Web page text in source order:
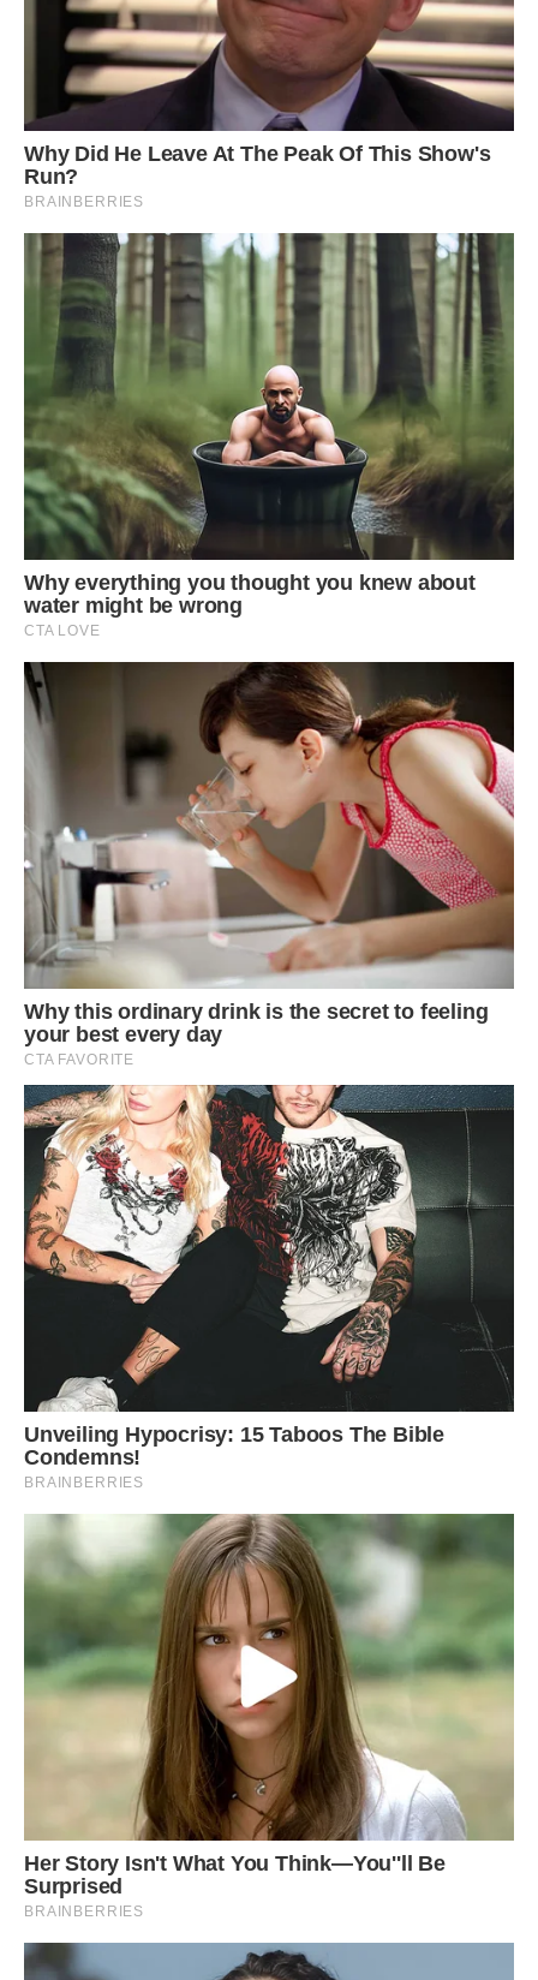
— Жінці має бути затишно. А тут ні душі, ні тепла.
— Затишок — це не обов’язково коричневі шафи.
— Коричневі хоча б не брудняться.
— Я не хочу коричневі.
— Ти зараз не хочеш. А через рік подякуєш.
Марко сидів мовчки. Я чекала, що він скаже:
— Мамо, це наша кухня. Ми вже вибрали.
— Може, зробимо щось середнє?
Оце “щось середнє” в перекладі з мови чоловіків
означає: “Зробіть так, щоб я не мусив обирати сторону”.
Але в родині іноді треба обирати. Не між мамою і
дружиною. А між чужим контролем і власною сім’єю.
Через тиждень я дізналася, що Марко з мамою поїхали в
меблевий салон без мене.